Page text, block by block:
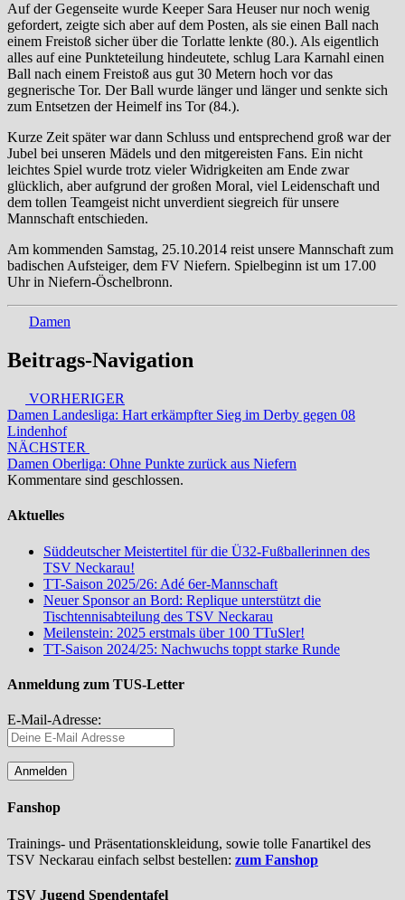
Auf der Gegenseite wurde Keeper Sara Heuser nur noch wenig
gefordert, zeigte sich aber auf dem Posten, als sie einen Ball nach
einem Freistoß sicher über die Torlatte lenkte (80.). Als eigentlich
alles auf eine Punkteteilung hindeutete, schlug Lara Karnahl einen
Ball nach einem Freistoß aus gut 30 Metern hoch vor das
gegnerische Tor. Der Ball wurde länger und länger und senkte sich
zum Entsetzen der Heimelf ins Tor (84.).
Kurze Zeit später war dann Schluss und entsprechend groß war der
Jubel bei unseren Mädels und den mitgereisten Fans. Ein nicht
leichtes Spiel wurde trotz vieler Widrigkeiten am Ende zwar
glücklich, aber aufgrund der großen Moral, viel Leidenschaft und
dem tollen Teamgeist nicht unverdient siegreich für unsere
Mannschaft entschieden.
Am kommenden Samstag, 25.10.2014 reist unsere Mannschaft zum
badischen Aufsteiger, dem FV Niefern. Spielbeginn ist um 17.00
Uhr in Niefern-Öschelbronn.
Damen
Beitrags-Navigation
VORHERIGER
Damen Landesliga: Hart erkämpfter Sieg im Derby gegen 08
Lindenhof
NÄCHSTER
Damen Oberliga: Ohne Punkte zurück aus Niefern
Kommentare sind geschlossen.
Aktuelles
Süddeutscher Meistertitel für die Ü32-Fußballerinnen des
TSV Neckarau!
TT-Saison 2025/26: Adé 6er-Mannschaft
Neuer Sponsor an Bord: Replique unterstützt die
Tischtennisabteilung des TSV Neckarau
Meilenstein: 2025 erstmals über 100 TTuSler!
TT-Saison 2024/25: Nachwuchs toppt starke Runde
Anmeldung zum TUS-Letter
E-Mail-Adresse:
Fanshop
Trainings- und Präsentationskleidung, sowie tolle Fanartikel des
TSV Neckarau einfach selbst bestellen: zum Fanshop
TSV Jugend Spendentafel